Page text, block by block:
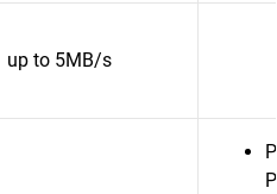
up to 5MB/s